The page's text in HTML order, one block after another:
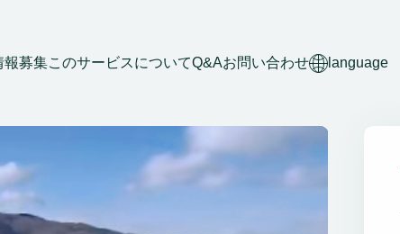
報募集このサービスについてQ&Aお問い合わせ language